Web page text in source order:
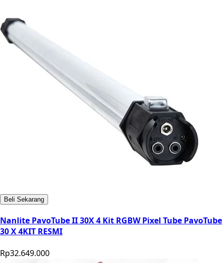
Beli Sekarang
Nanlite PavoTube II 30X 4 Kit RGBW Pixel Tube PavoTube
30 X 4KIT RESMI
Rp32.649.000